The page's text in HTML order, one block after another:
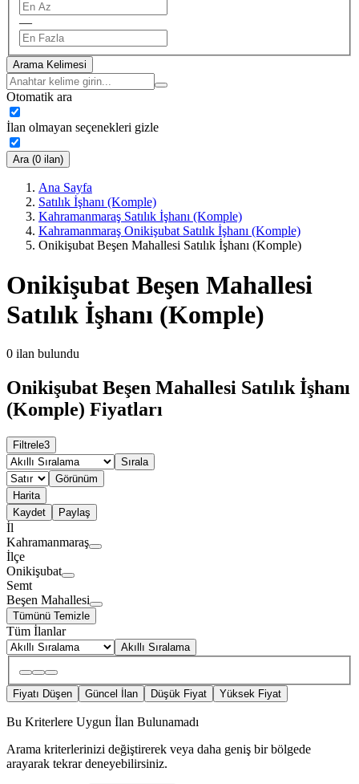
—
Arama Kelimesi
Otomatik ara
İlan olmayan seçenekleri gizle
Ara (0 ilan)
Ana Sayfa
Satılık İşhanı (Komple)
Kahramanmaraş Satılık İşhanı (Komple)
Kahramanmaraş Onikişubat Satılık İşhanı (Komple)
Onikişubat Beşen Mahallesi Satılık İşhanı (Komple)
Onikişubat Beşen Mahallesi
Satılık İşhanı (Komple)
0 ilan bulundu
Onikişubat Beşen Mahallesi Satılık İşhanı
(Komple) Fiyatları
Filtrele3
Sırala
Görünüm
Harita
Kaydet
Paylaş
İl
Kahramanmaraş
İlçe
Onikişubat
Semt
Beşen Mahallesi
Tümünü Temizle
Tüm İlanlar
Akıllı Sıralama
Fiyatı Düşen Güncel İlan Düşük Fiyat Yüksek Fiyat
Bu Kriterlere Uygun İlan Bulunamadı
Arama kriterlerinizi değiştirerek veya daha geniş bir bölgede
arayarak tekrar deneyebilirsiniz.